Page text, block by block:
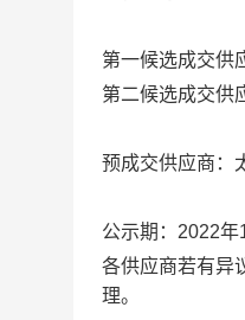
第一候选成交供
第二候选成交供
预成交供应商：
公示期：2022年
各供应商若有异
理。